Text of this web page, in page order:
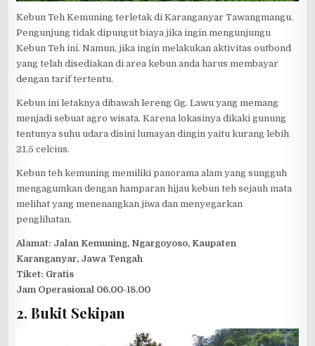
Kebun Teh Kemuning terletak di Karanganyar Tawangmangu.
Pengunjung tidak dipungut biaya jika ingin mengunjungu
Kebun Teh ini. Namun, jika ingin melakukan aktivitas outbond
yang telah disediakan di area kebun anda harus membayar
dengan tarif tertentu.
Kebun ini letaknya dibawah lereng Gg. Lawu yang memang
menjadi sebuat agro wisata. Karena lokasinya dikaki gunung
tentunya suhu udara disini lumayan dingin yaitu kurang lebih
21,5 celcius.
Kebun teh kemuning memiliki panorama alam yang sungguh
mengagumkan dengan hamparan hijau kebun teh sejauh mata
melihat yang menenangkan jiwa dan menyegarkan
penglihatan.
Alamat: Jalan Kemuning, Ngargoyoso, Kaupaten
Karanganyar, Jawa Tengah
Tiket: Gratis
Jam Operasional 06.00-18.00
2. Bukit Sekipan